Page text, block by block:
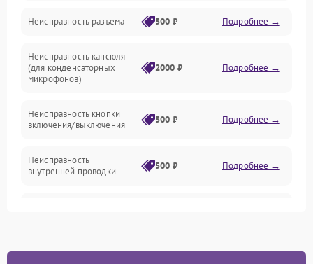
Механические повреждения
Аксессуары
Неисправность разъема 500 ₽ Подробнее →
Неисправность капсюля
(для конденсаторных
микрофонов)
2000 ₽ Подробнее →
Неисправность кнопки
включения/выключения
500 ₽ Подробнее →
Неисправность
внутренней проводки
500 ₽ Подробнее →
Поломка батарейного